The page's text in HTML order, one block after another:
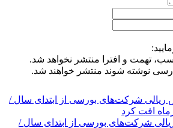
تهمت و افترا منتشر نخواهد شد.
نوشته شوند منتشر خواهند شد.
ریالی شرکت‌های بورسی از ابتدای سال /